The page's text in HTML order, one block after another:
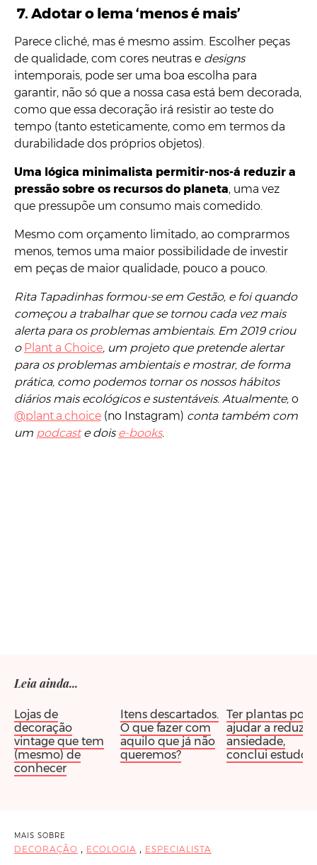
7.Adotar o lema ‘menos é mais’
Parece cliché, mas é mesmo assim. Escolher peças
de qualidade, com cores neutras e designs
intemporais, pode ser uma boa escolha para
garantir, não só que a nossa casa está bem decorada,
como que essa decoração irá resistir ao teste do
tempo (tanto esteticamente, como em termos da
durabilidade dos próprios objetos).
Uma lógica minimalista permitir-nos-á reduzir a
pressão sobre os recursos do planeta, uma vez
que pressupõe um consumo mais comedido.
Mesmo com orçamento limitado, ao comprarmos
menos, temos uma maior possibilidade de investir
em peças de maior qualidade, pouco a pouco.
Rita Tapadinhas formou-se em Gestão, e foi quando
começou a trabalhar que se tornou cada vez mais
alerta para os problemas ambientais. Em 2019 criou
o Plant a Choice, um projeto que pretende alertar
para os problemas ambientais e mostrar, de forma
prática, como podemos tornar os nossos hábitos
diários mais ecológicos e sustentáveis. Atualmente, o
@plant.a.choice (no Instagram) conta também com
um podcaste dois e-books.
Leia ainda...
Lojas de
decoração
vintage que tem
(mesmo) de
conhecer
Itens descartados.
O que fazer com
aquilo que já não
queremos?
Ter plantas
ajudar a reduzir
ansiedade,
conclui estudo
MAIS SOBRE
DECORAÇÃO , ECOLOGIA , ESPECIALISTA